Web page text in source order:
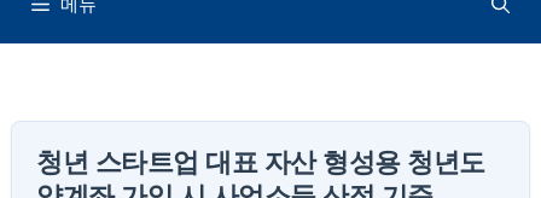
메뉴
청년 스타트업 대표 자산 형성용 청년도